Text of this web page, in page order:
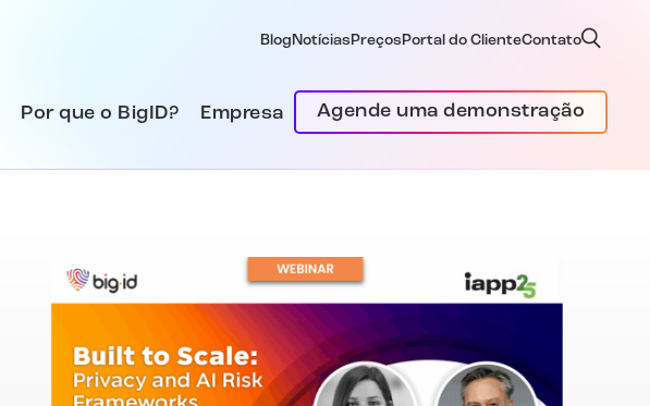
Blog Notícias Preços Portal do ClienteContato
Por que o BigID? Empresa Agende uma demonstração